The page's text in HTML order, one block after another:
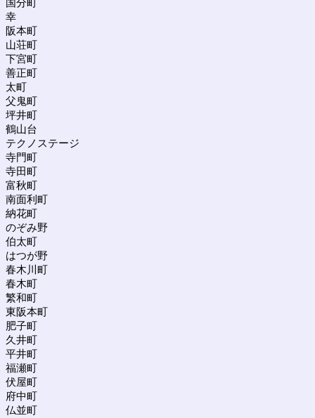
国分町
幸
阪本町
山荘町
下宮町
善正町
太町
父鬼町
坪井町
鶴山台
テクノステージ
寺門町
寺田町
富秋町
南面利町
納花町
のぞみ野
伯太町
はつが野
春木川町
春木町
繁和町
東阪本町
肥子町
久井町
平井町
福瀬町
伏屋町
府中町
仏並町